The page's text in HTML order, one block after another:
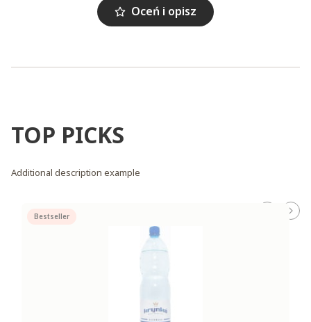
Oceń i opisz
TOP PICKS
Additional description example
Bestseller